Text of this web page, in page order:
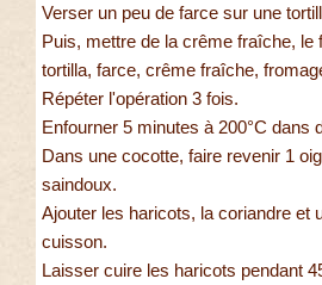
Verser un peu de farce sur une
Puis, mettre de la crême fraîche, le
tortilla, farce, crême fraîche,
Répéter l'opération 3 fois.
Enfourner 5 minutes à 200°C dans
Dans une cocotte, faire revenir 1
saindoux.
Ajouter les haricots, la coriandre et
cuisson.
Laisser cuire les haricots pendant